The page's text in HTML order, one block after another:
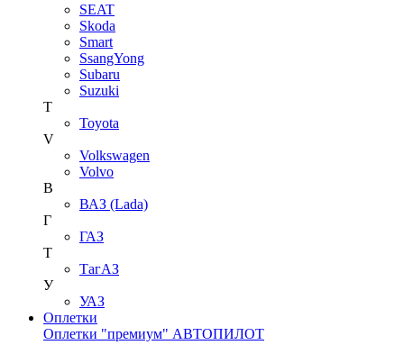
SEAT
Skoda
Smart
SsangYong
Subaru
Suzuki
T
Toyota
V
Volkswagen
Volvo
В
ВАЗ (Lada)
Г
ГАЗ
Т
ТагАЗ
У
УАЗ
Оплетки
Оплетки "премиум" АВТОПИЛОТ